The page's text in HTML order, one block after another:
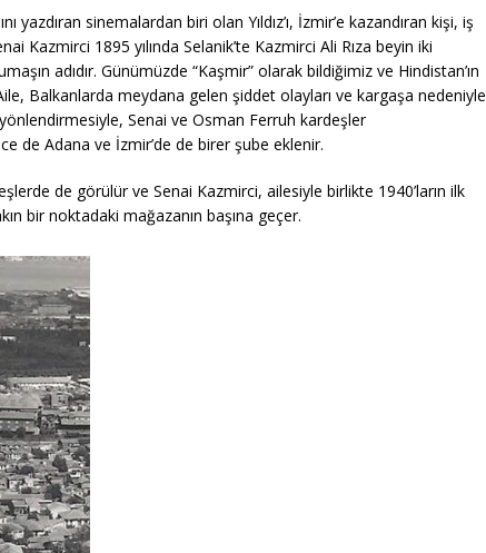
yazdıran sinemalardan biri olan Yıldız’ı, İzmir’e kazandıran kişi, iş
Kazmirci 1895 yılında Selanik’te Kazmirci Ali Rıza beyin iki
adıdır. Günümüzde “Kaşmir” olarak bildiğimiz ve Hindistan’ın
Balkanlarda meydana gelen şiddet olayları ve kargaşa nedeniyle
Senai ve Osman Ferruh kardeşler
de Adana ve İzmir’de de birer şube eklenir.
de görülür ve Senai Kazmirci, ailesiyle birlikte 1940’ların ilk
bir noktadaki mağazanın başına geçer.